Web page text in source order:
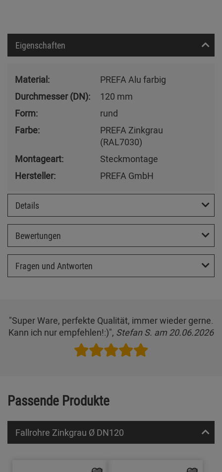
Eigenschaften
Material:
PREFA Alu farbig
Durchmesser (DN):
120 mm
Form:
rund
Farbe:
PREFA Zinkgrau
(RAL7030)
Montageart:
Steckmontage
Hersteller:
PREFA GmbH
Details
Bewertungen
Fragen und Antworten
"Super Ware, perfekte Qualität, immer wieder gerne.
Kann ich nur empfehlen!:)", Stefan S. am 20.06.2026
Passende Produkte
Fallrohre Zinkgrau Ø DN120